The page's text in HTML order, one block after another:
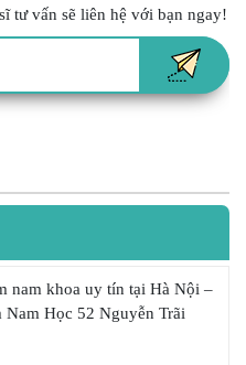
tư vấn sẽ liên hệ với bạn ngay!
nam khoa uy tín tại Hà Nội –
Nam Học 52 Nguyễn Trãi